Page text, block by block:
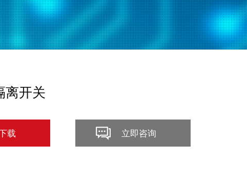
离开关
载 立即咨询